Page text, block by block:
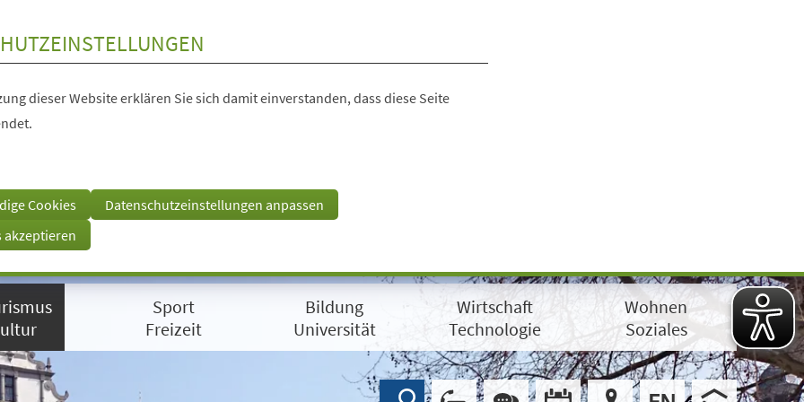
dieser Website erklären Sie sich damit einverstanden, dass diese Seite
Cookies
Datenschutzeinstellungen anpassen
akzeptieren
Sport
Freizeit
Bildung
Universität
Wirtschaft
Technologie
Wohnen
Soziales